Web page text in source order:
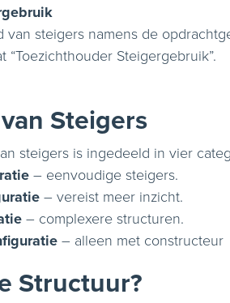
steigers namens de
“Toezichthouder Steigergebruik”.
Steigers
steigers is ingedeeld in vier
– eenvoudige steigers.
– vereist meer inzicht.
– complexere structuren.
– alleen met constructeur
Structuur?